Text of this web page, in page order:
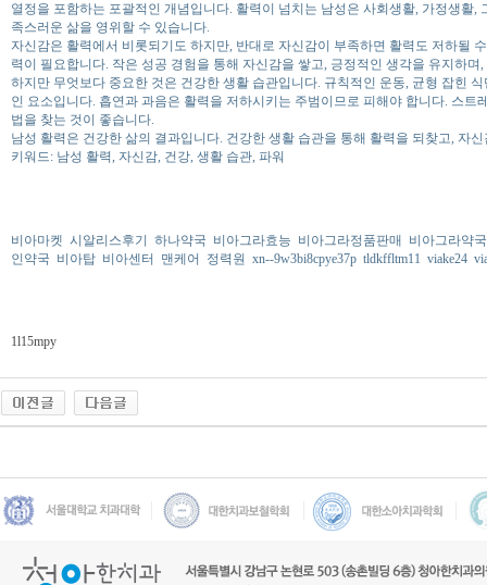
열정을 포함하는 포괄적인 개념입니다. 활력이 넘치는 남성은 사회생활, 가정생활,
족스러운 삶을 영위할 수 있습니다.
자신감은 활력에서 비롯되기도 하지만, 반대로 자신감이 부족하면 활력도 저하될
력이 필요합니다. 작은 성공 경험을 통해 자신감을 쌓고, 긍정적인 생각을 유지하
하지만 무엇보다 중요한 것은 건강한 생활 습관입니다. 규칙적인 운동, 균형 잡힌
인 요소입니다. 흡연과 과음은 활력을 저하시키는 주범이므로 피해야 합니다. 스트
법을 찾는 것이 좋습니다.
남성 활력은 건강한 삶의 결과입니다. 건강한 생활 습관을 통해 활력을 되찾고, 자
키워드: 남성 활력, 자신감, 건강, 생활 습관, 파워
비아마켓 시알리스후기 하나약국 비아그라효능 비아그라정품판매
비아그라약국
인약국 비아탑 비아센터 맨케어 정력원 xn--9w3bi8cpye37p tldkffltm11 viake24
1l15mpy